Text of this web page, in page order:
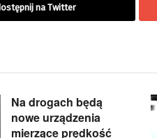
na Twitter
Na drogach będą
nowe urządzenia
mierzące prędkość